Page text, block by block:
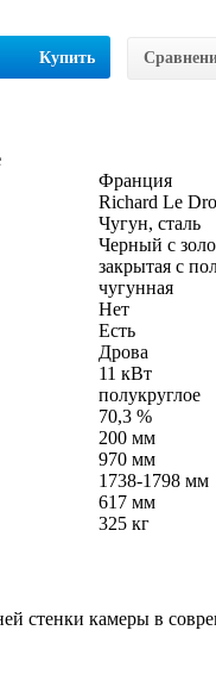
Купить
Франция
Richard Le
Чугун, сталь
Черный с
закрытая с
чугунная
Нет
Есть
Дрова
11 кВт
полукруглое
70,3 %
200 мм
970 мм
1738-1798 мм
617 мм
325 кг
камеры в